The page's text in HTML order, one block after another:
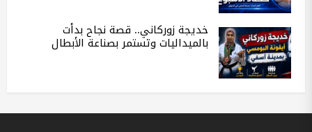
خديجة زوركاني.. قصة نجاح بدأت
بالميداليات وتستمر بصناعة الأبطال